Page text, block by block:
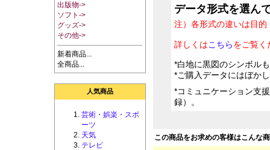
出版物->
ソフト->
グッズ->
その他->
新着商品...
全商品...
人気商品
芸術・娯楽・スポ
ーツ
天気
テレビ
データ形式を選ん
注）各形式の違いは目
詳しくはこちらをご覧く
*白地に黒図のシンボル
*ご購入データにはぼか
*コミュニケーション支
録）。
この商品をお求めの客様はこんな